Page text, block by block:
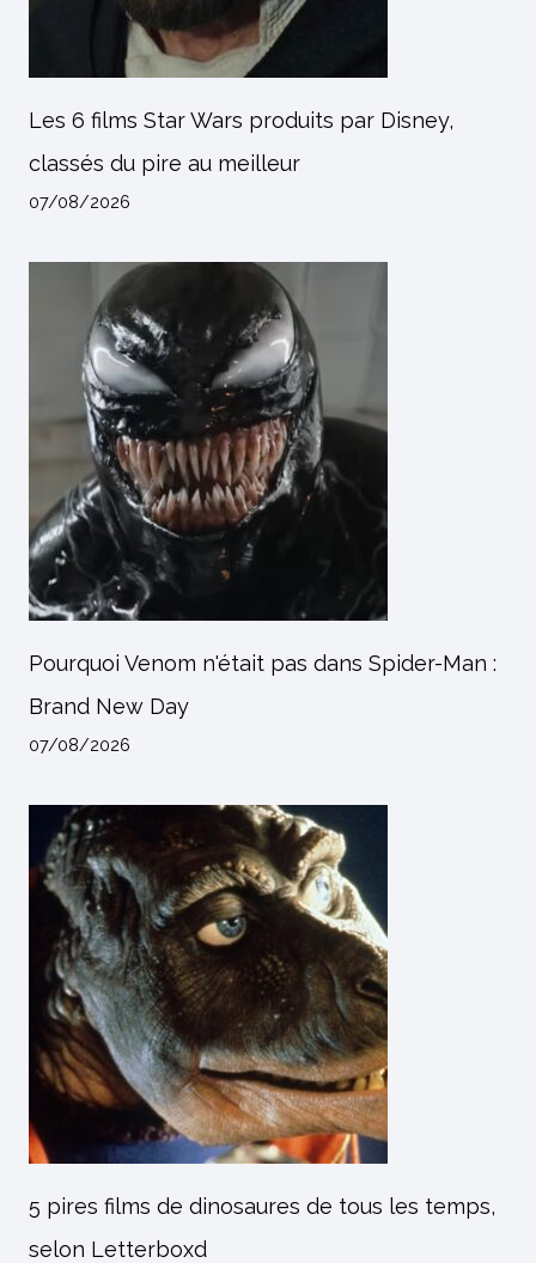
Les 6 films Star Wars produits par Disney,
classés du pire au meilleur
07/08/2026
Pourquoi Venom n'était pas dans Spider-Man :
Brand New Day
07/08/2026
5 pires films de dinosaures de tous les temps,
selon Letterboxd